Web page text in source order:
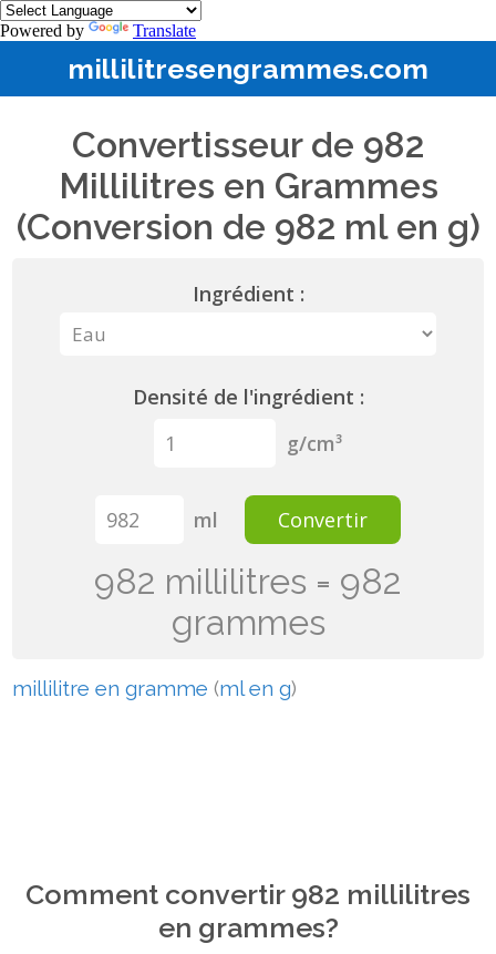
Powered by Translate
millilitresengrammes.com
Convertisseur de 982
Millilitres en Grammes
(Conversion de 982 ml en g)
Ingrédient :
Densité de l'ingrédient :
g/cm³
ml Convertir
982 millilitres = 982
grammes
millilitre en gramme (ml en g)
Comment convertir 982 millilitres
en grammes?